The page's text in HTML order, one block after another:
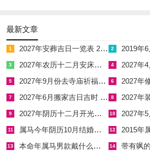
旧立新的契机。
安阁一路畅行车挂」，以瑞兽的祥与气息守
知的风险。
丑午相害，隐藏着犯太岁体系中最为阴郁难
2025年属龙人的全年运势
最新文章
1 2027年安葬吉日一览表 2027年12月安葬吉日一览表 2 2019年6月份出
3 2027年农历十二月安床吉日 2027年正月安床吉日吉时查询 4 2027年4月份乔迁吉
5 2027年9月份去寺庙祈福的日子 2027年5月去寺庙吉日一览表 6 2027年修坟吉日
7 2027年6月搬家吉日吉时 2027年农历6月搬家吉日一览表 8 2027年装修5月吉日
9 2027年阴历十二月开光吉日 2027年12月开光吉日一览表 10 2027年5月搬家吉日
11 属马今年阴历10月结婚好吗 属马还有几年本命年结婚呢好吗 12 2015年属羊女孩一生
13 本命年属马男款戴什么财神 本命年属马男士戴什么好一点 14 带有飒的女孩名字